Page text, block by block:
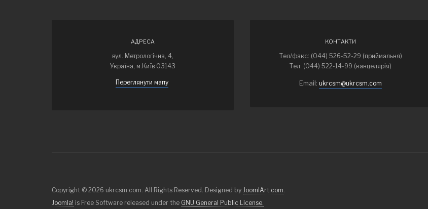
АДРЕСА
вул. Метрологічна, 4,
Україна, м.Київ 03143
Переглянути мапу
КОНТАКТИ
Тел/факс: (044) 526-52-29 (приймальня)
Тел: (044) 522-14-99 (канцелярія)
Email:ukrcsm@ukrcsm.com
Copyright © 2026 ukrcsm.com. All Rights Reserved. Designed by JoomlArt.com.
Joomla! is Free Software released under the GNU General Public License.